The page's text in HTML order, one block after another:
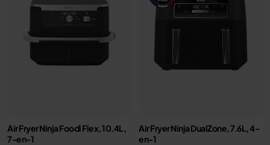
Air Fryer Ninja Foodi Flex, 10.4L,
7-en-1
Air Fryer Ninja DualZone, 7.6L, 4-
en-1